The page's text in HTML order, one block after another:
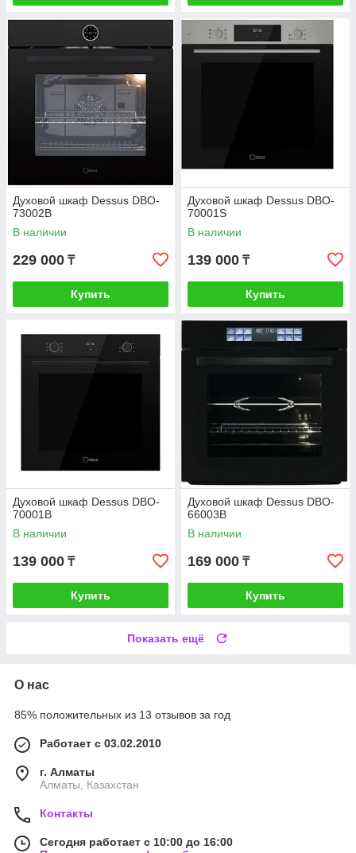
Духовой шкаф Dessus DBO-
73002B
В наличии
229 000 ₸
Купить
Духовой шкаф Dessus DBO-
70001S
В наличии
139 000 ₸
Купить
Духовой шкаф Dessus DBO-
70001B
В наличии
139 000 ₸
Купить
Духовой шкаф Dessus DBO-
66003B
В наличии
169 000 ₸
Купить
Показать ещё
О нас
85% положительных из 13 отзывов за год
Работает с 03.02.2010
г. Алматы
Алматы, Казахстан
Контакты
Сегодня работает с 10:00 до 16:00